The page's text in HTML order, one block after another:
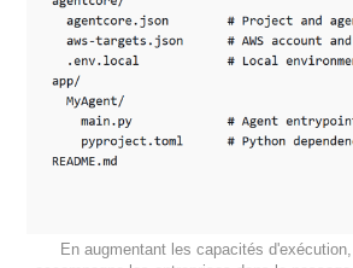
En augmentant les capacités